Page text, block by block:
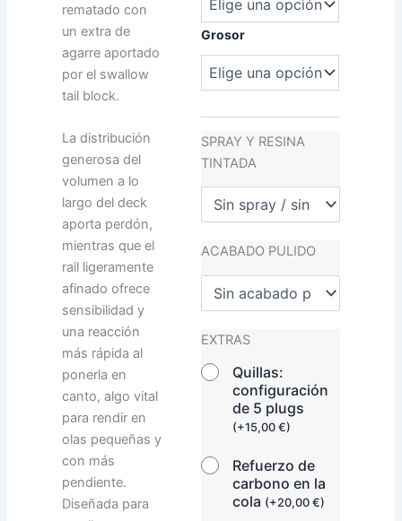
Grosor
SPRAY Y RESINA
TINTADA
ACABADO PULIDO
EXTRAS
Quillas:
configuración
de 5 plugs
(+15,00€)
Refuerzo de
carbono en la
cola (+20,00€)
rematado con
un extra de
agarre aportado
por el swallow
tail block.
La distribución
generosa del
volumen a lo
largo del deck
aporta perdón,
mientras que el
rail ligeramente
afinado ofrece
sensibilidad y
una reacción
más rápida al
ponerla en
canto, algo vital
para rendir en
olas pequeñas y
con más
pendiente.
Diseñada para